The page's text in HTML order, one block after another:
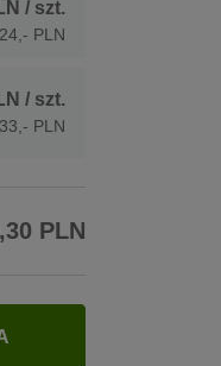
/ szt.
24,- PLN
/ szt.
33,- PLN
PLN